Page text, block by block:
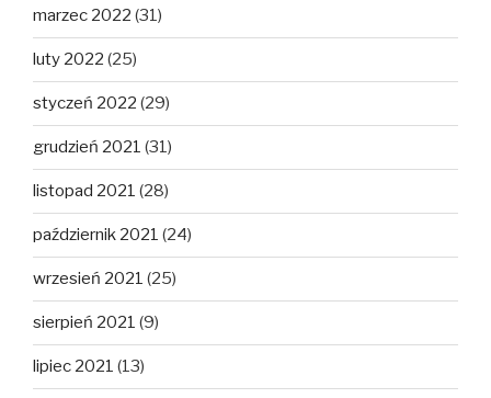
marzec 2022 (31)
luty 2022 (25)
styczeń 2022 (29)
grudzień 2021 (31)
listopad 2021 (28)
październik 2021 (24)
wrzesień 2021 (25)
sierpień 2021 (9)
lipiec 2021 (13)